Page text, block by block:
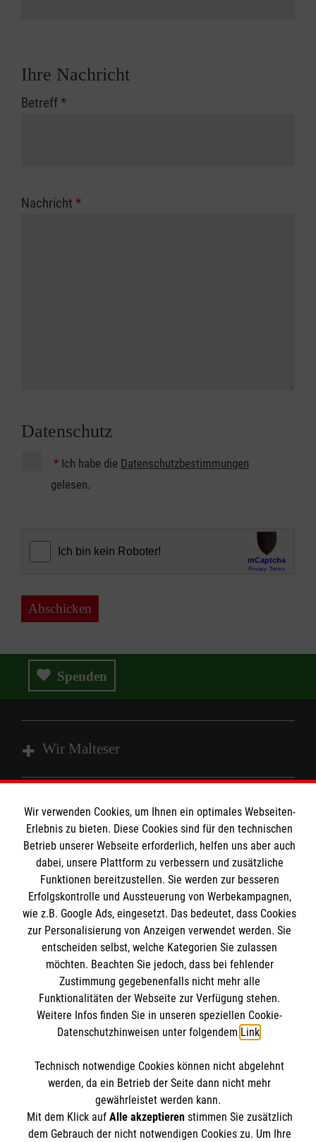
Ihre Nachricht
Betreff*
Nachricht *
Datenschutz
* Ich habe die Datenschutzbestimmungen
gelesen.
Abschicken
Spenden
Wir Malteser
Angebote und Leistungen
Unsere Kurse
Mitarbeiten
Wir Malteser
Informationen
Kontakt
Pressestelle
Impressum
Datenschutz
Malteser online
Malteserorden
Malteser Jugend
Malteser International
Sharepoint
Spendenkonto
Empfänger: Malteser Hilfsdienst e.V.
BIC: GENODED 1PA7
Soziale Netzwerke
Der Malteser Hilfsdienst e.V. ist als eingetragene
Wir verwenden Cookies, um Ihnen ein optimales Webseiten-
Erlebnis zu bieten. Diese Cookies sind für den technischen
Betrieb unserer Webseite erforderlich, helfen uns aber auch
dabei, unsere Plattform zu verbessern und zusätzliche
Funktionen bereitzustellen. Sie werden zur besseren
Erfolgskontrolle und Aussteuerung von Werbekampagnen,
wie z.B. Google Ads, eingesetzt. Das bedeutet, dass Cookies
zur Personalisierung von Anzeigen verwendet werden. Sie
entscheiden selbst, welche Kategorien Sie zulassen
möchten. Beachten Sie jedoch, dass bei fehlender
Zustimmung gegebenenfalls nicht mehr alle
Funktionalitäten der Webseite zur Verfügung stehen.
Weitere Infos finden Sie in unseren speziellen Cookie-
Datenschutzhinweisen unter folgendem Link.
Technisch notwendige Cookies können nicht abgelehnt
werden, da ein Betrieb der Seite dann nicht mehr
gewährleistet werden kann.
Mit dem Klick auf Alle akzeptierenstimmen Sie zusätzlich
dem Gebrauch der nicht notwendigen Cookies zu. Um Ihre